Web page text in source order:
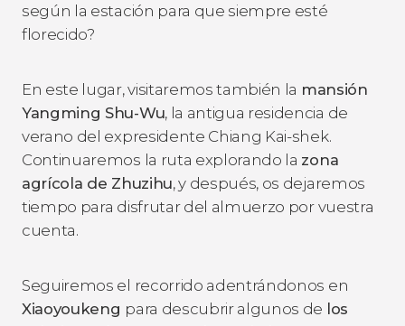
según la estación para que siempre esté
florecido?
En este lugar, visitaremos también la mansión
Yangming Shu-Wu, la antigua residencia de
verano del expresidente Chiang Kai-shek.
Continuaremos la ruta explorando la zona
agrícola de Zhuzihu, y después, os dejaremos
tiempo para disfrutar del almuerzo por vuestra
cuenta.
Seguiremos el recorrido adentrándonos en
Xiaoyoukeng para descubrir algunos de los